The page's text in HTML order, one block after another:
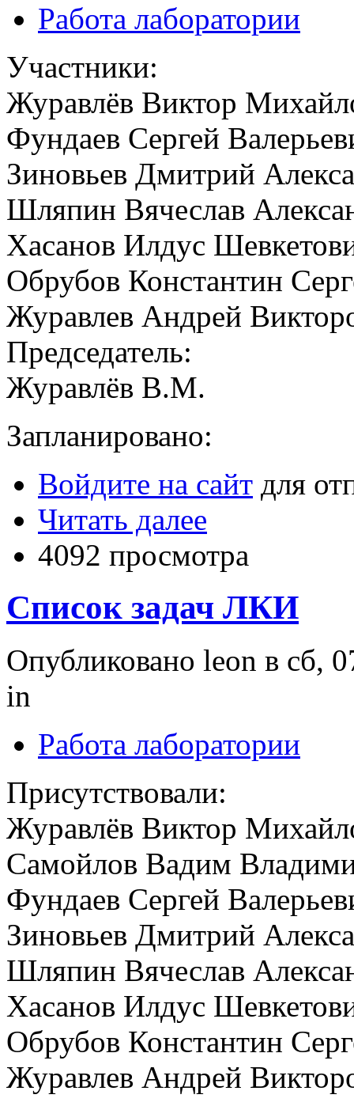
Работа лаборатории
Участники:
Журавлёв Виктор
Фундаев Сергей
Зиновьев Дмитрий
Шляпин Вячеслав
Хасанов Илдус
Обрубов Константин
Журавлев Андрей
Председатель:
Журавлёв В.М.
Запланировано:
Войдите на сайт для
Читать далее
4092 просмотра
Список задач ЛКИ
Опубликовано leon в сб,
in
Работа лаборатории
Присутствовали:
Журавлёв Виктор
Самойлов Вадим
Фундаев Сергей
Зиновьев Дмитрий
Шляпин Вячеслав
Хасанов Илдус
Обрубов Константин
Журавлев Андрей